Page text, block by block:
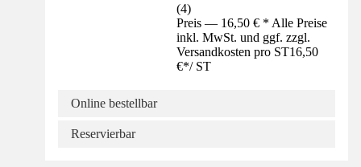
(4)
Preis — 16,50 € * Alle Preise
inkl. MwSt. und ggf. zzgl.
Versandkosten pro ST16,50
€*/ ST
Online bestellbar
Reservierbar